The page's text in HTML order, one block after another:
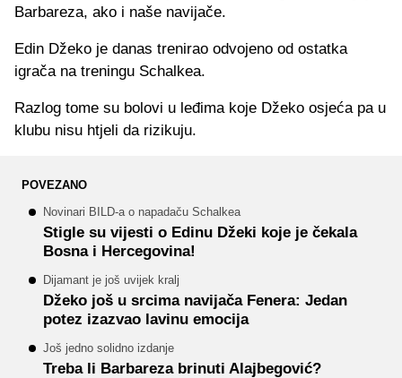
Barbareza, ako i naše navijače.
Edin Džeko je danas trenirao odvojeno od ostatka
igrača na treningu Schalkea.
Razlog tome su bolovi u leđima koje Džeko osjeća pa u
klubu nisu htjeli da rizikuju.
POVEZANO
Novinari BILD-a o napadaču Schalkea
Stigle su vijesti o Edinu Džeki koje je čekala
Bosna i Hercegovina!
Dijamant je još uvijek kralj
Džeko još u srcima navijača Fenera: Jedan
potez izazvao lavinu emocija
Još jedno solidno izdanje
Treba li Barbareza brinuti Alajbegović?